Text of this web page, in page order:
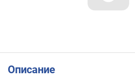
Описание